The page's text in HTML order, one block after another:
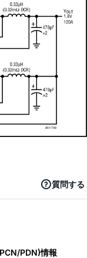
質問する
PDN)情報